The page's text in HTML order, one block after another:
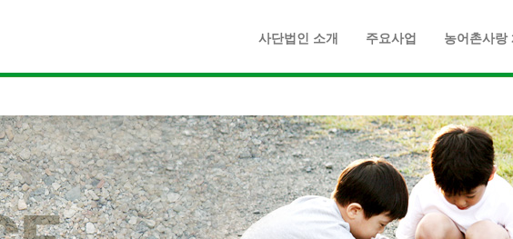
사단법인 소개 주요사업 농어촌사랑